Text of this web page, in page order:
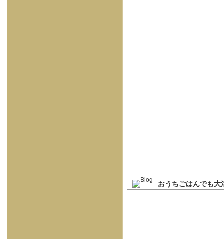
おうちごはんでも大